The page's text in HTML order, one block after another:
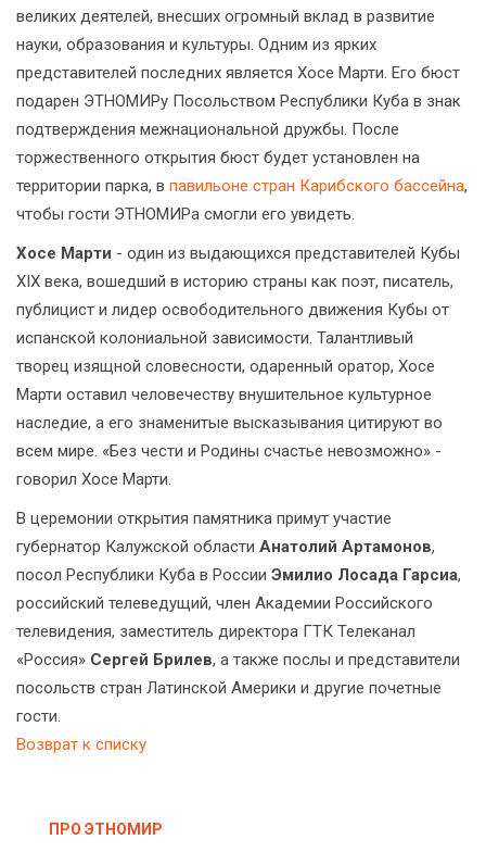
великих деятелей, внесших огромный вклад в развитие
науки, образования и культуры. Одним из ярких
представителей последних является Хосе Марти. Его бюст
подарен ЭТНОМИРу Посольством Республики Куба в знак
подтверждения межнациональной дружбы. После
торжественного открытия бюст будет установлен на
территории парка, в павильоне стран Карибского бассейна,
чтобы гости ЭТНОМИРа смогли его увидеть.
Хосе Марти - один из выдающихся представителей Кубы
XIX века, вошедший в историю страны как поэт, писатель,
публицист и лидер освободительного движения Кубы от
испанской колониальной зависимости. Талантливый
творец изящной словесности, одаренный оратор, Хосе
Марти оставил человечеству внушительное культурное
наследие, а его знаменитые высказывания цитируют во
всем мире. «Без чести и Родины счастье невозможно» -
говорил Хосе Марти.
В церемонии открытия памятника примут участие
губернатор Калужской области Анатолий Артамонов,
посол Республики Куба в России Эмилио Лосада Гарсиа,
российский телеведущий, член Академии Российского
телевидения, заместитель директора ГТК Телеканал
«Россия» Сергей Брилев, а также послы и представители
посольств стран Латинской Америки и другие почетные
гости.
Возврат к списку
ПРО ЭТНОМИР